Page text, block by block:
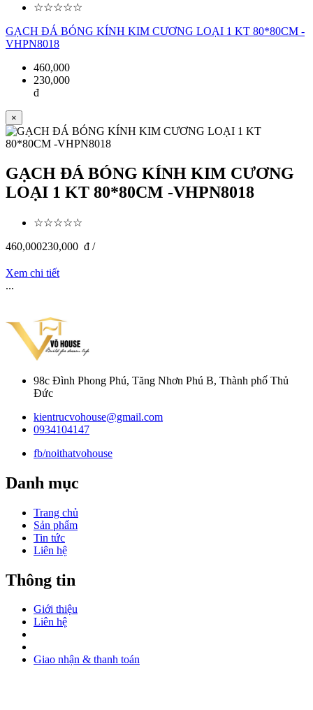
☆☆☆☆☆
GẠCH ĐÁ BÓNG KÍNH KIM CƯƠNG LOẠI 1 KT 80*80CM -
VHPN8018
460,000
230,000
đ
×
GẠCH ĐÁ BÓNG KÍNH KIM CƯƠNG
LOẠI 1 KT 80*80CM -VHPN8018
☆☆☆☆☆
460,000230,000 đ /
Xem chi tiết
...
98c Đình Phong Phú, Tăng Nhơn Phú B, Thành phố Thủ
Đức
kientrucvohouse@gmail.com
0934104147
fb/noithatvohouse
Danh mục
Trang chủ
Sản phẩm
Tin tức
Liên hệ
Thông tin
Giới thiệu
Liên hệ
Giao nhận & thanh toán